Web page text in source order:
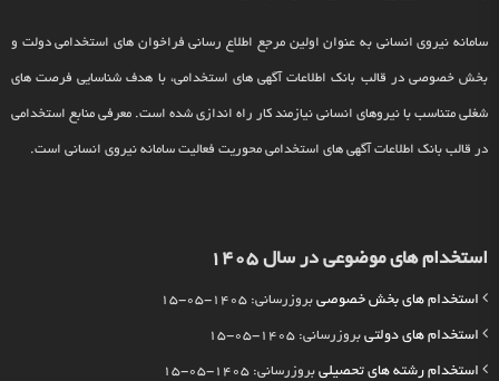
سامانه نیروی انسانی به عنوان اولین مرجع اطلاع رسانی فراخوان های استخدامی دولت و
بخش خصوصی در قالب بانک اطلاعات آگهی های استخدامی، با هدف شناسایی فرصت های
شغلی متناسب با نیروهای انسانی نیازمند کار راه اندازی شده است. معرفی منابع استخدامی
در قالب بانک اطلاعات آگهی های استخدامی محوریت فعالیت سامانه نیروی انسانی است.
استخدام های موضوعی در سال 1405
استخدام های بخش خصوصی بروزرسانی: 1405-05-15
استخدام های دولتی بروزرسانی: 1405-05-15
استخدام رشته های تحصیلی بروزرسانی: 1405-05-15